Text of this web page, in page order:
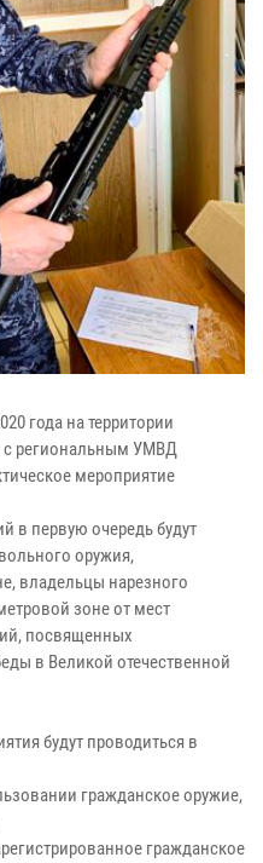
года на территории
с региональным УМВД
мероприятие
в первую очередь будут
оружия,
владельцы нарезного
зоне от мест
посвященных
в Великой отечественной
будут проводиться в
гражданское оружие,
гражданское